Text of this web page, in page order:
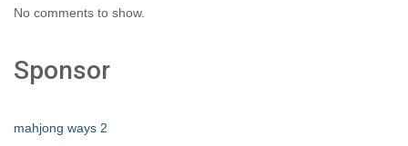
No comments to show.
Sponsor
mahjong ways 2